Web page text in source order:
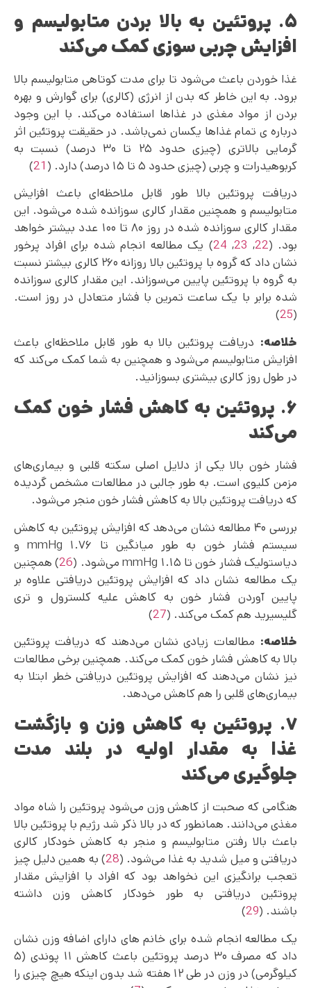
۵. پروتئین به بالا بردن متابولیسم و
افزایش چربی سوزی کمک می‌کند
غذا خوردن باعث می‌‌شود تا برای مدت کوتاهی متابولیسم بالا
برود. به این خاطر که بدن از انرژی (کالری) برای گوارش و بهره
بردن از مواد مغذی در غذاها استفاده می‌کند. با این وجود
درباره ی تمام غذاها یکسان نمی‌باشد. در حقیقت پروتئین اثر
گرمایی بالاتری (چیزی حدود ۲۵ تا ۳۰ درصد) نسبت به
کربوهیدرات و چربی (چیزی حدود ۵ تا ۱۵ درصد) دارد. (
21
)
دریافت پروتئین بالا طور قابل ملاحظه‌‌ای باعث افزایش
متابولیسم و همچنین مقدار کالری سوزانده شده می‌‌شود. این
مقدار کالری سوزانده شده در روز ۸۰ تا ۱۰۰ عدد بیشتر خواهد
بود. (22
,
23
,
24) یک مطالعه انجام شده برای افراد پرخور
نشان داد که گروه با پروتئین بالا روزانه ۲۶۰ کالری بیشتر نسبت
به گروه با پروتئین پایین می‌سوزاند. این مقدار کالری سوزانده
شده برابر با یک ساعت تمرین با فشار متعادل در روز است.
(
25
)
خلاصه: دریافت پروتئین بالا به طور قابل ملاحظه‌‌ای باعث
افزایش متابولیسم می‌شود و همچنین به شما کمک می‌کند که
در طول روز کالری بیشتری بسوزانید.
۶. پروتئین به کاهش فشار خون کمک
می‌کند
فشار خون بالا یکی از دلایل اصلی سکته قلبی و بیماری‌های
مزمن کلیوی است. به طور جالبی در مطالعات مشخص گردیده
که دریافت پروتئین بالا به کاهش فشار خون منجر می‌شود.
بررسی ۴۰ مطالعه نشان می‌دهد که افزایش پروتئین به کاهش
سیستم فشار خون به طور میانگین تا ۱.۷۶ mmHg و
دیاستولیک فشار خون تا ۱.۱۵ mmHg می‌شود. (
26) همچنین
یک مطالعه نشان داد که افزایش پروتئین دریافتی علاوه بر
پایین آوردن فشار خون به کاهش علیه کلسترول و تری
گلیسیرید هم کمک می‌کند. (27
)
خلاصه: مطالعات زیادی نشان می‌‌دهند که دریافت پروتئین
بالا به کاهش فشار خون کمک می‌کند. همچنین برخی مطالعات
نیز نشان می‌‌دهند که افزایش پروتئین دریافتی خطر ابتلا به
بیماری‌‌های قلبی را هم کاهش می‌دهد.
۷. پروتئین به کاهش وزن و بازگشت
غذا به مقدار اولیه در بلند مدت
جلوگیری می‌کند
هنگامی که صحبت از کاهش وزن می‌شود پروتئین را شاه مواد
مغذی می‌دانند. همانطور که در بالا ذکر شد رژیم با پروتئین بالا
باعث بالا رفتن متابولیسم و منجر به کاهش خودکار کالری
دریافتی و میل شدید به غذا می‌شود. (28) به همین دلیل چیز
تعجب برانگیزی این نخواهد بود که افراد با افزایش مقدار
پروتئین دریافتی به طور خودکار کاهش وزن داشته
باشند. (29
)
یک مطالعه انجام شده برای خانم های دارای اضافه وزن نشان
داد که مصرف ۳۰ درصد پروتئین باعث کاهش ۱۱ پوندی (۵
کیلوگرمی) در وزن در طی ۱۲ هفته شد بدون اینکه هیچ چیزی را